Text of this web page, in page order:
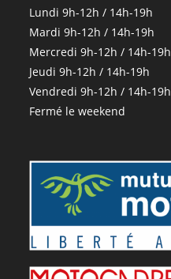
Lundi 9h-12h / 14h-19h
Mardi 9h-12h / 14h-19h
Mercredi 9h-12h / 14h-19h
Jeudi 9h-12h / 14h-19h
Vendredi 9h-12h / 14h-19h
Fermé le weekend